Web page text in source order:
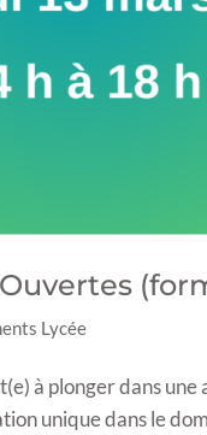
Lycée
à plonger dans
unique dans le